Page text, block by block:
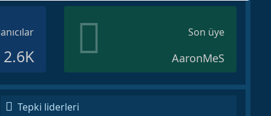
2.6K
Son üye
AaronMeS
Tepki liderleri